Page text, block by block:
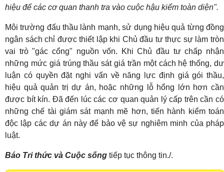
hiệu để các cơ quan thanh tra vào cuộc hậu kiểm toàn diện".
Môi trường đấu thầu lành mạnh, sử dụng hiệu quả từng đồng
ngân sách chỉ được thiết lập khi Chủ đầu tư thực sự làm tròn
vai trò "gác cổng" nguồn vốn. Khi Chủ đầu tư chấp nhận
những mức giá trúng thầu sát giá trần một cách hệ thống, dư
luận có quyền đặt nghi vấn về năng lực định giá gói thầu,
hiệu quả quản trị dự án, hoặc những lỗ hổng lớn hơn cần
được bít kín. Đã đến lúc các cơ quan quản lý cấp trên cần có
những chế tài giám sát mạnh mẽ hơn, tiến hành kiểm toán
độc lập các dự án này để bảo vệ sự nghiêm minh của pháp
luật.
Báo Tri thức và Cuộc sống tiếp tục thông tin./.